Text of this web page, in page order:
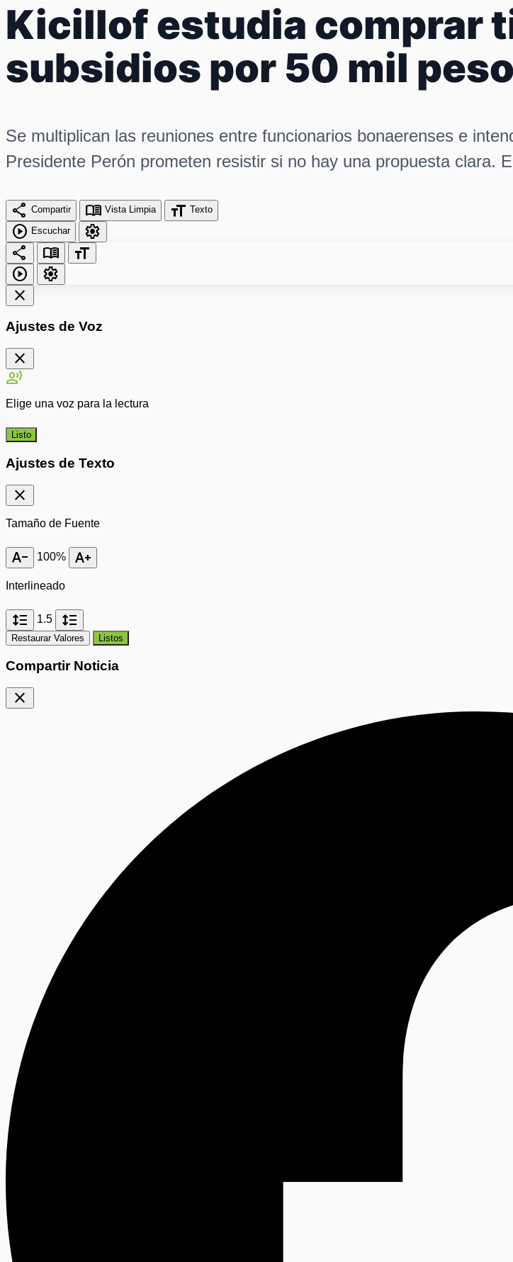
Kicillof estudia comprar
subsidios por 50 mil
Se multiplican las reuniones entre funcionarios bonaerenses e
Presidente Perón prometen resistir si no hay una propuesta clara.
share Compartir menu_book Vista Limpia format_size Texto
play_circle Escuchar
settings
share
menu_book
format_size
play_circle
settings
close
Ajustes de Voz
close
record_voice_over
Elige una voz para la lectura
Listo
Ajustes de Texto
close
Tamaño de Fuente
text_decrease 100% text_increase
Interlineado
format_line_spacing 1.5 format_line_spacing
Restaurar Valores Listos
Compartir Noticia
close